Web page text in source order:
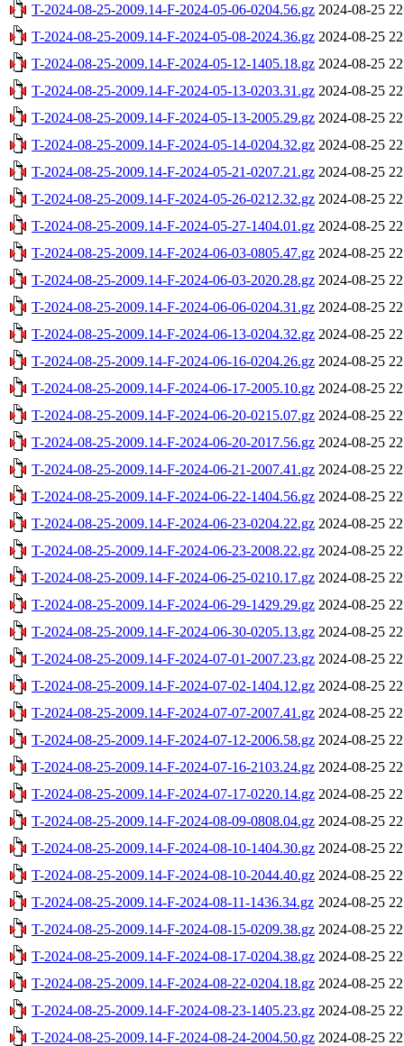
T-2024-08-25-2009.14-F-2024-05-06-0204.56.gz 2024-08-25
T-2024-08-25-2009.14-F-2024-05-08-2024.36.gz 2024-08-25
T-2024-08-25-2009.14-F-2024-05-12-1405.18.gz 2024-08-25
T-2024-08-25-2009.14-F-2024-05-13-0203.31.gz 2024-08-25
T-2024-08-25-2009.14-F-2024-05-13-2005.29.gz 2024-08-25
T-2024-08-25-2009.14-F-2024-05-14-0204.32.gz 2024-08-25
T-2024-08-25-2009.14-F-2024-05-21-0207.21.gz 2024-08-25
T-2024-08-25-2009.14-F-2024-05-26-0212.32.gz 2024-08-25
T-2024-08-25-2009.14-F-2024-05-27-1404.01.gz 2024-08-25
T-2024-08-25-2009.14-F-2024-06-03-0805.47.gz 2024-08-25
T-2024-08-25-2009.14-F-2024-06-03-2020.28.gz 2024-08-25
T-2024-08-25-2009.14-F-2024-06-06-0204.31.gz 2024-08-25
T-2024-08-25-2009.14-F-2024-06-13-0204.32.gz 2024-08-25
T-2024-08-25-2009.14-F-2024-06-16-0204.26.gz 2024-08-25
T-2024-08-25-2009.14-F-2024-06-17-2005.10.gz 2024-08-25
T-2024-08-25-2009.14-F-2024-06-20-0215.07.gz 2024-08-25
T-2024-08-25-2009.14-F-2024-06-20-2017.56.gz 2024-08-25
T-2024-08-25-2009.14-F-2024-06-21-2007.41.gz 2024-08-25
T-2024-08-25-2009.14-F-2024-06-22-1404.56.gz 2024-08-25
T-2024-08-25-2009.14-F-2024-06-23-0204.22.gz 2024-08-25
T-2024-08-25-2009.14-F-2024-06-23-2008.22.gz 2024-08-25
T-2024-08-25-2009.14-F-2024-06-25-0210.17.gz 2024-08-25
T-2024-08-25-2009.14-F-2024-06-29-1429.29.gz 2024-08-25
T-2024-08-25-2009.14-F-2024-06-30-0205.13.gz 2024-08-25
T-2024-08-25-2009.14-F-2024-07-01-2007.23.gz 2024-08-25
T-2024-08-25-2009.14-F-2024-07-02-1404.12.gz 2024-08-25
T-2024-08-25-2009.14-F-2024-07-07-2007.41.gz 2024-08-25
T-2024-08-25-2009.14-F-2024-07-12-2006.58.gz 2024-08-25
T-2024-08-25-2009.14-F-2024-07-16-2103.24.gz 2024-08-25
T-2024-08-25-2009.14-F-2024-07-17-0220.14.gz 2024-08-25
T-2024-08-25-2009.14-F-2024-08-09-0808.04.gz 2024-08-25
T-2024-08-25-2009.14-F-2024-08-10-1404.30.gz 2024-08-25
T-2024-08-25-2009.14-F-2024-08-10-2044.40.gz 2024-08-25
T-2024-08-25-2009.14-F-2024-08-11-1436.34.gz 2024-08-25
T-2024-08-25-2009.14-F-2024-08-15-0209.38.gz 2024-08-25
T-2024-08-25-2009.14-F-2024-08-17-0204.38.gz 2024-08-25
T-2024-08-25-2009.14-F-2024-08-22-0204.18.gz 2024-08-25
T-2024-08-25-2009.14-F-2024-08-23-1405.23.gz 2024-08-25
T-2024-08-25-2009.14-F-2024-08-24-2004.50.gz 2024-08-25